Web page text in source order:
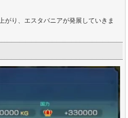
がり、エスタバニアが発展していきま